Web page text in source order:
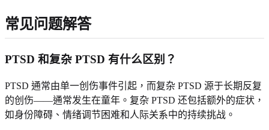
常见问题解答
PTSD 和复杂 PTSD 有什么区别？
PTSD 通常由单一创伤事件引起，而复杂 PTSD 源于长期反复
的创伤——通常发生在童年。复杂 PTSD 还包括额外的症状，
如身份障碍、情绪调节困难和人际关系中的持续挑战。